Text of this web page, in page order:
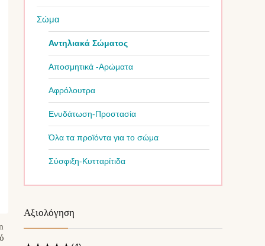
Σώμα
Αντηλιακά Σώματος
Αποσμητικά -Αρώματα
Αφρόλουτρα
Ενυδάτωση-Προστασία
Όλα τα προϊόντα για το σώμα
Σύσφιξη-Κυτταρίτιδα
Αξιολόγηση